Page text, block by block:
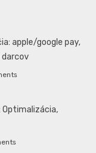
apple/google pay,
darcov
Optimalizácia,